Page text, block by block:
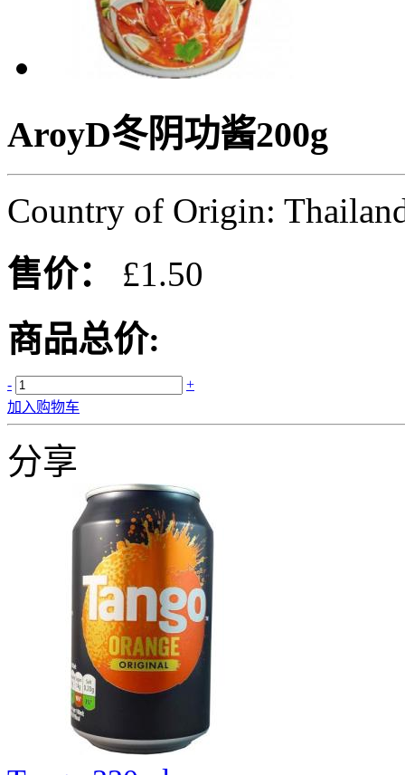
AroyD冬阴功酱200g
Country of Origin:
售价：
£1.50
商品总价:
-
+
加入购物车
分享